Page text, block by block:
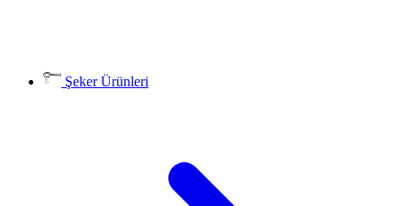
Şeker Ürünleri